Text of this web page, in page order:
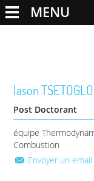
MENU
Iason
Post Doctorant
équipe
Combustion
Envoyer un email